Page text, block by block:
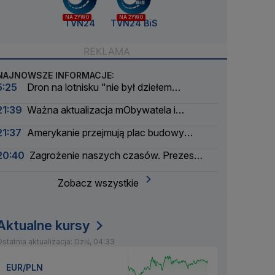
NA ŻYWO
TVN24
NA ŻYWO
TVN24 BiS
INFORMACJE:
Dron na lotnisku "nie był dziełem
Ważna aktualizacja mObywatela i
Amerykanie przejmują plac budowy
Zagrożenie naszych czasów. Prezes
Zobacz wszystkie
kursy
aktualizacja: Dziś, 04:33
EUR/PLN